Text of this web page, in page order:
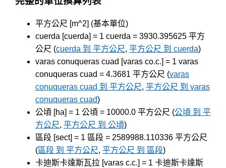
平方公尺 [m^2] (基本單位)
cuerda [cuerda] = 1 cuerda = 3930.395625 平方
公尺 (cuerda 到 平方公尺, 平方公尺 到 cuerda)
varas conuqueras cuad [varas co.c.] = 1 varas
conuqueras cuad = 4.3681 平方公尺 (varas
conuqueras cuad 到 平方公尺, 平方公尺 到 varas
conuqueras cuad)
公頃 [ha] = 1 公頃 = 10000.0 平方公尺 (公頃 到 平
方公尺, 平方公尺 到 公頃)
區段 [sect] = 1 區段 = 2589988.110336 平方公尺
(區段 到 平方公尺, 平方公尺 到 區段)
卡迪斯卡達斯瓦拉 [varas c.c.] = 1 卡迪斯卡達斯